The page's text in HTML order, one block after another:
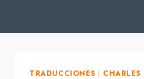
TRADUCCIONES |